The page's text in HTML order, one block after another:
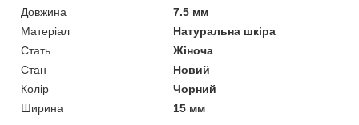
Довжина
7.5 мм
Матеріал
Натуральна шкіра
Стать
Жіноча
Стан
Новий
Колір
Чорний
Ширина
15 мм